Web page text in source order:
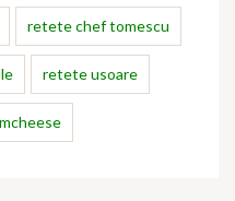
retete chef tomescu
retete usoare